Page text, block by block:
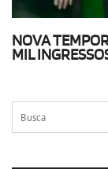
NOVA
MIL